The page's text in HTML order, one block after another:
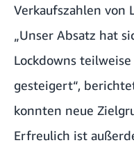
Verkaufszahlen von
„Unser Absatz hat
Lockdowns
gesteigert“,
konnten neue
Erfreulich ist